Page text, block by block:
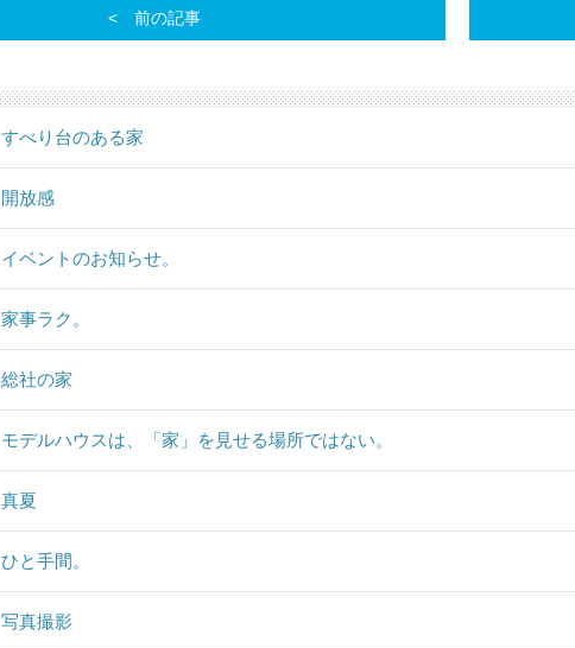
前の記事
すべり台のある家
開放感
イベントのお知らせ。
家事ラク。
総社の家
モデルハウスは、「家」を見せる場所ではない。
真夏
ひと手間。
写真撮影